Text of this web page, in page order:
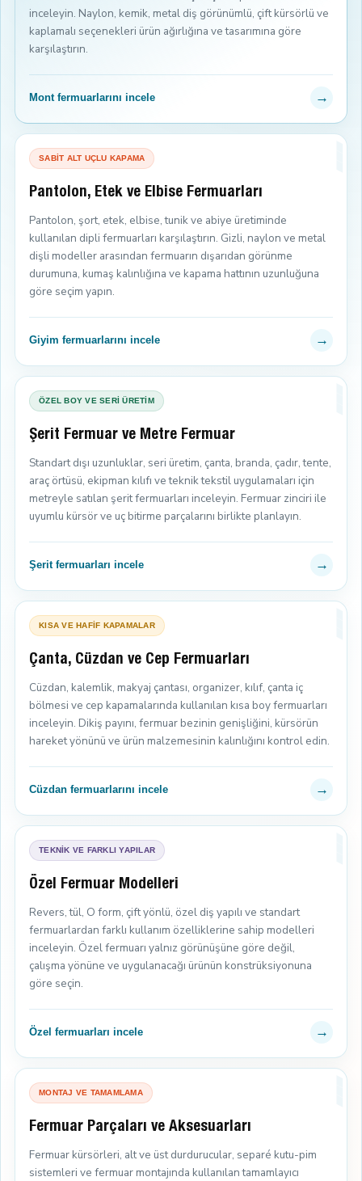
inceleyin. Naylon, kemik, metal diş görünümlü, çift kürsörlü ve
kaplamalı seçenekleri ürün ağırlığına ve tasarımına göre
karşılaştırın.
Mont fermuarlarını incele →
SABİT ALT UÇLU KAPAMA
Pantolon, Etek ve Elbise Fermuarları
Pantolon, şort, etek, elbise, tunik ve abiye üretiminde
kullanılan dipli fermuarları karşılaştırın. Gizli, naylon ve metal
dişli modeller arasından fermuarın dışarıdan görünme
durumuna, kumaş kalınlığına ve kapama hattının uzunluğuna
göre seçim yapın.
Giyim fermuarlarını incele →
ÖZEL BOY VE SERİ ÜRETİM
Şerit Fermuar ve Metre Fermuar
Standart dışı uzunluklar, seri üretim, çanta, branda, çadır, tente,
araç örtüsü, ekipman kılıfı ve teknik tekstil uygulamaları için
metreyle satılan şerit fermuarları inceleyin. Fermuar zinciri ile
uyumlu kürsör ve uç bitirme parçalarını birlikte planlayın.
Şerit fermuarları incele →
KISA VE HAFİF KAPAMALAR
Çanta, Cüzdan ve Cep Fermuarları
Cüzdan, kalemlik, makyaj çantası, organizer, kılıf, çanta iç
bölmesi ve cep kapamalarında kullanılan kısa boy fermuarları
inceleyin. Dikiş payını, fermuar bezinin genişliğini, kürsörün
hareket yönünü ve ürün malzemesinin kalınlığını kontrol edin.
Cüzdan fermuarlarını incele →
TEKNİK VE FARKLI YAPILAR
Özel Fermuar Modelleri
Revers, tül, O form, çift yönlü, özel diş yapılı ve standart
fermuarlardan farklı kullanım özelliklerine sahip modelleri
inceleyin. Özel fermuarı yalnız görünüşüne göre değil,
çalışma yönüne ve uygulanacağı ürünün konstrüksiyonuna
göre seçin.
Özel fermuarları incele →
MONTAJ VE TAMAMLAMA
Fermuar Parçaları ve Aksesuarları
Fermuar kürsörleri, alt ve üst durdurucular, separé kutu-pim
sistemleri ve fermuar montajında kullanılan tamamlayıcı